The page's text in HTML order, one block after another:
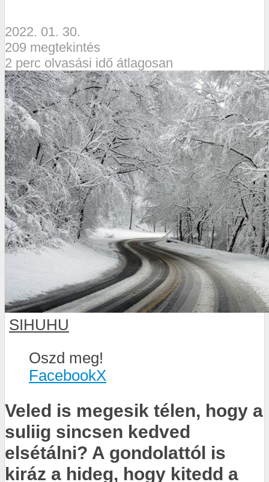
2022. 01. 30.
209 megtekintés
2 perc olvasási idő átlagosan
SIHUHU
Oszd meg!
FacebookX
Veled is megesik télen, hogy a
suliig sincsen kedved
elsétálni? A gondolattól is
kiráz a hideg, hogy kitedd a